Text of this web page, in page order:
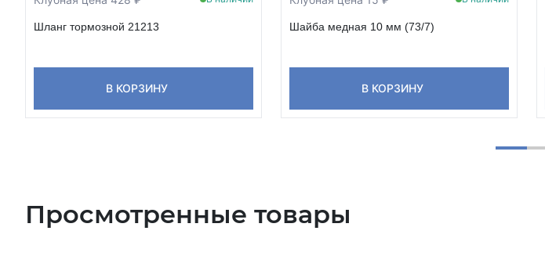
Шланг тормозной 21213
В КОРЗИНУ
Шайба медная 10 мм (73/7)
В КОРЗИНУ
Просмотренные товары